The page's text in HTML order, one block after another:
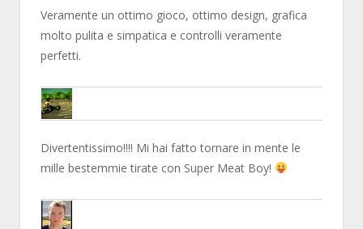
Veramente un ottimo gioco, ottimo design, grafica
molto pulita e simpatica e controlli veramente
perfetti.
PASTO
Divertentissimo!!!! Mi hai fatto tornare in mente le
mille bestemmie tirate con Super Meat Boy!